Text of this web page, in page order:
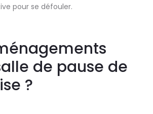
pour se défouler.
de pause de
?